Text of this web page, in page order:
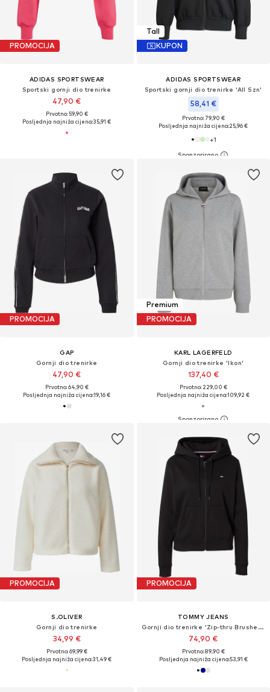
PROMOCIJA
ADIDAS SPORTSWEAR
Sportski gornji dio trenirke
47,90 €
Prvotno: 59,90 €
Posljednja najniža cijena:35,91 €
Tall
KUPON
ADIDAS SPORTSWEAR
Sportski gornji dio trenirke 'All Szn'
58,41 €
Prvotno: 79,90 €
Posljednja najniža cijena:25,96 €
+1
PROMOCIJA
GAP
Gornji dio trenirke
47,90 €
Prvotno: 64,90 €
Posljednja najniža cijena:19,16 €
Premium
PROMOCIJA
KARL LAGERFELD
Gornji dio trenirke 'Ikon'
137,40 €
Prvotno: 229,00 €
Posljednja najniža cijena:109,92 €
PROMOCIJA
S.OLIVER
Gornji dio trenirke
34,99 €
Prvotno: 69,99 €
Posljednja najniža cijena:31,49 €
PROMOCIJA
TOMMY JEANS
Gornji dio trenirke 'Zip-thru Brushed Drawstring'
74,90 €
Prvotno: 89,90 €
Posljednja najniža cijena:53,91 €